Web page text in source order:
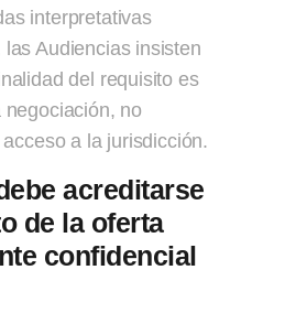
interpretativas
las Audiencias insisten
del requisito es
negociación, no
a la jurisdicción.
acreditarse
de la oferta
confidencial